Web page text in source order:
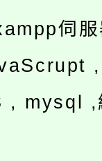
伺
mysql ,